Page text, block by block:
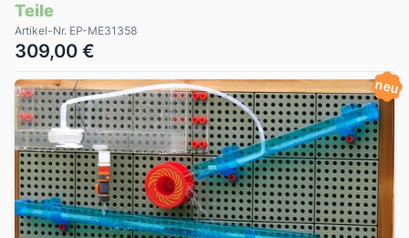
Teile
Artikel-Nr. EP-ME31358
309,00 €
neu